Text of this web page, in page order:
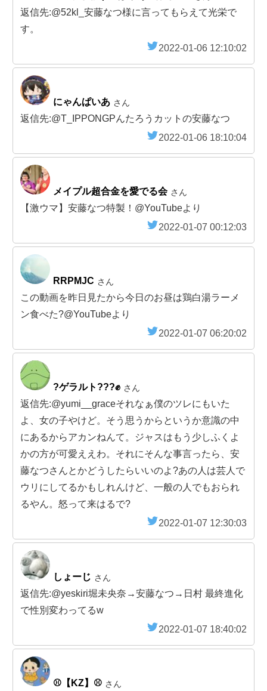
返信先:@52kl_安藤なつ様に言ってもらえて光栄で
す。
2022-01-06 12:10:02
にゃんぱいあ さん
返信先:@T_IPPONGPんたろうカットの安藤なつ
2022-01-06 18:10:04
メイプル超合金を愛でる会 さん
【激ウマ】安藤なつ特製！@YouTubeより
2022-01-07 00:12:03
RRPMJC さん
この動画を昨日見たから今日のお昼は鶏白湯ラーメ
ン食べた?@YouTubeより
2022-01-07 06:20:02
?ゲラルト???✊ さん
返信先:@yumi__graceそれなぁ僕のツレにもいた
よ、女の子やけど。そう思うからというか意識の中
にあるからアカンねんて。ジャスはもう少しふくよ
かの方が可愛ええわ。それにそんな事言ったら、安
藤なつさんとかどうしたらいいのよ?あの人は芸人で
ウリにしてるかもしれんけど、一般の人でもおられ
るやん。怒って来はるで?
2022-01-07 12:30:03
しょーじ さん
返信先:@yeskiri堀未央奈→安藤なつ→日村 最終進化
で性別変わってるw
2022-01-07 18:40:02
⚾【KZ】⚾ さん